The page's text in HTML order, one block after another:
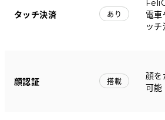
タッチ決済 あり
電車
ッ
顔認証 搭載
顔を
可能